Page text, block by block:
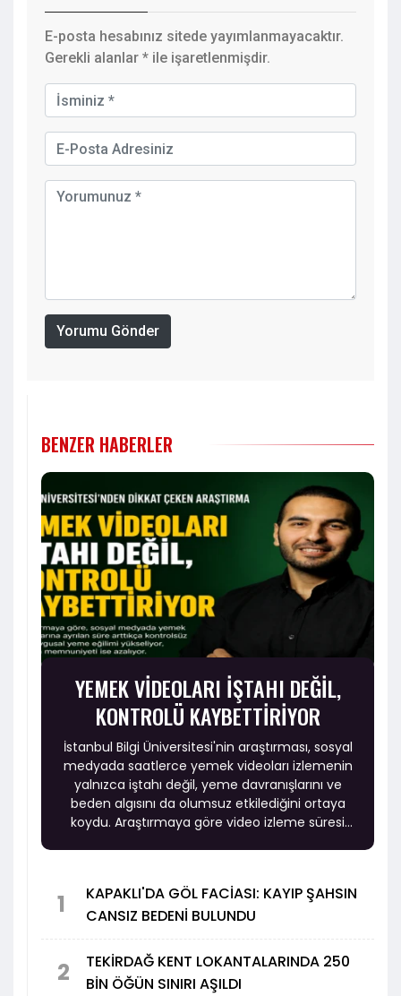
E-posta hesabınız sitede yayımlanmayacaktır.
Gerekli alanlar * ile işaretlenmişdir.
Yorumu Gönder
BENZER HABERLER
YEMEK VİDEOLARI İŞTAHI DEĞİL,
KONTROLÜ KAYBETTİRİYOR
İstanbul Bilgi Üniversitesi'nin araştırması, sosyal
medyada saatlerce yemek videoları izlemenin
yalnızca iştahı değil, yeme davranışlarını ve
beden algısını da olumsuz etkilediğini ortaya
koydu. Araştırmaya göre video izleme süresi
1
KAPAKLI'DA GÖL FACİASI: KAYIP ŞAHSIN
CANSIZ BEDENİ BULUNDU
2
TEKİRDAĞ KENT LOKANTALARINDA 250
BİN ÖĞÜN SINIRI AŞILDI